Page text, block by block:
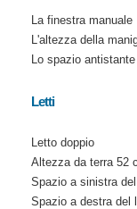
La finestra manuale
L'altezza della
Lo spazio
Letti
Letto doppio
Altezza da terra 52
Spazio a sinistra
Spazio a destra del